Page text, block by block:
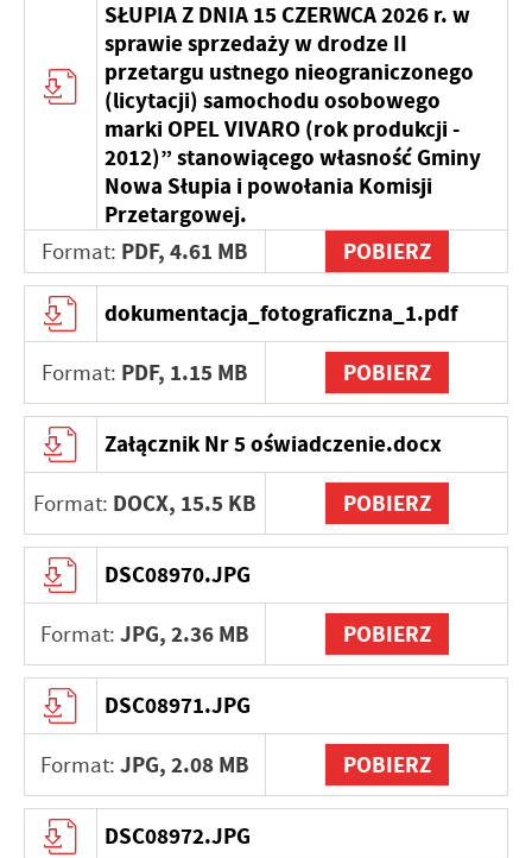
SŁUPIA Z DNIA 15 CZERWCA 2026 r. w
sprawie sprzedaży w drodze II
przetargu ustnego nieograniczonego
(licytacji) samochodu osobowego
marki OPEL VIVARO (rok produkcji -
2012)” stanowiącego własność Gminy
Nowa Słupia i powołania Komisji
Przetargowej.
Format: PDF, 4.61 MB POBIERZ
dokumentacja_fotograficzna_1.pdf
Format: PDF, 1.15 MB POBIERZ
Załącznik Nr 5 oświadczenie.docx
Format: DOCX, 15.5 KB POBIERZ
DSC08970.JPG
Format: JPG, 2.36 MB POBIERZ
DSC08971.JPG
Format: JPG, 2.08 MB POBIERZ
DSC08972.JPG
Twoich zwyczajów dotyczących przeglądanej witryny
internetowej. Treści promocyjne mogą pojawić się na
stronach podmiotów trzecich lub firm będących naszymi
partnerami oraz innych dostawców usług. Firmy te działają
w charakterze pośredników prezentujących nasze treści w
postaci wiadomości, ofert, komunikatów mediów
społecznościowych.